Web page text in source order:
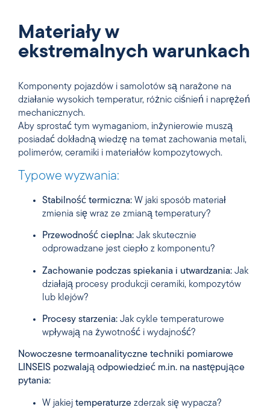
Materiały w
ekstremalnych warunkach
Komponenty pojazdów i samolotów są narażone na
działanie wysokich temperatur, różnic ciśnień i naprężeń
mechanicznych.
Aby sprostać tym wymaganiom, inżynierowie muszą
posiadać dokładną wiedzę na temat zachowania metali,
polimerów, ceramiki i materiałów kompozytowych.
Typowe wyzwania:
Stabilność termiczna: W jaki sposób materiał
zmienia się wraz ze zmianą temperatury?
Przewodność cieplna: Jak skutecznie
odprowadzane jest ciepło z komponentu?
Zachowanie podczas spiekania i utwardzania: Jak
działają procesy produkcji ceramiki, kompozytów
lub klejów?
Procesy starzenia: Jak cykle temperaturowe
wpływają na żywotność i wydajność?
Nowoczesne termoanalityczne techniki pomiarowe
LINSEIS pozwalają odpowiedzieć m.in. na następujące
pytania:
W jakiej temperaturze zderzak się wypacza?